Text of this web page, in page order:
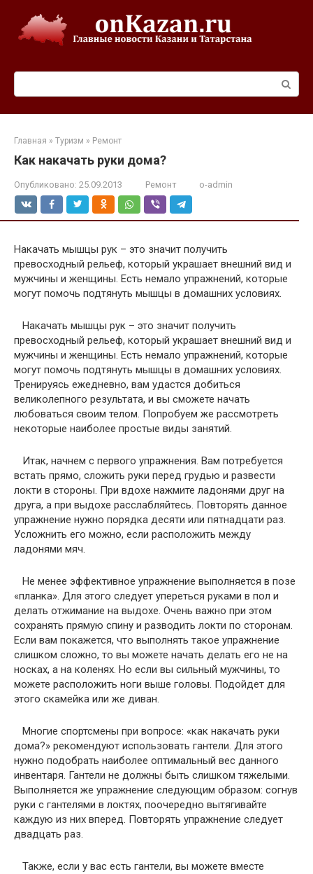
контенту
Главная » Туризм » Ремонт
Как накачать руки дома?
Опубликовано: 25.09.2013 Ремонт o-admin
Накачать мышцы рук – это значит получить
превосходный рельеф, который украшает внешний вид и
мужчины и женщины. Есть немало упражнений, которые
могут помочь подтянуть мышцы в домашних условиях.
Накачать мышцы рук – это значит получить
превосходный рельеф, который украшает внешний вид и
мужчины и женщины. Есть немало упражнений, которые
могут помочь подтянуть мышцы в домашних условиях.
Тренируясь ежедневно, вам удастся добиться
великолепного результата, и вы сможете начать
любоваться своим телом. Попробуем же рассмотреть
некоторые наиболее простые виды занятий.
Итак, начнем с первого упражнения. Вам потребуется
встать прямо, сложить руки перед грудью и развести
локти в стороны. При вдохе нажмите ладонями друг на
друга, а при выдохе расслабляйтесь. Повторять данное
упражнение нужно порядка десяти или пятнадцати раз.
Усложнить его можно, если расположить между
ладонями мяч.
Не менее эффективное упражнение выполняется в позе
«планка». Для этого следует упереться руками в пол и
делать отжимание на выдохе. Очень важно при этом
сохранять прямую спину и разводить локти по сторонам.
Если вам покажется, что выполнять такое упражнение
слишком сложно, то вы можете начать делать его не на
носках, а на коленях. Но если вы сильный мужчины, то
можете расположить ноги выше головы. Подойдет для
этого скамейка или же диван.
Многие спортсмены при вопросе: «как накачать руки
дома?» рекомендуют использовать гантели. Для этого
нужно подобрать наиболее оптимальный вес данного
инвентаря. Гантели не должны быть слишком тяжелыми.
Выполняется же упражнение следующим образом: согнув
руки с гантелями в локтях, поочередно вытягивайте
каждую из них вперед. Повторять упражнение следует
двадцать раз.
Также, если у вас есть гантели, вы можете вместе